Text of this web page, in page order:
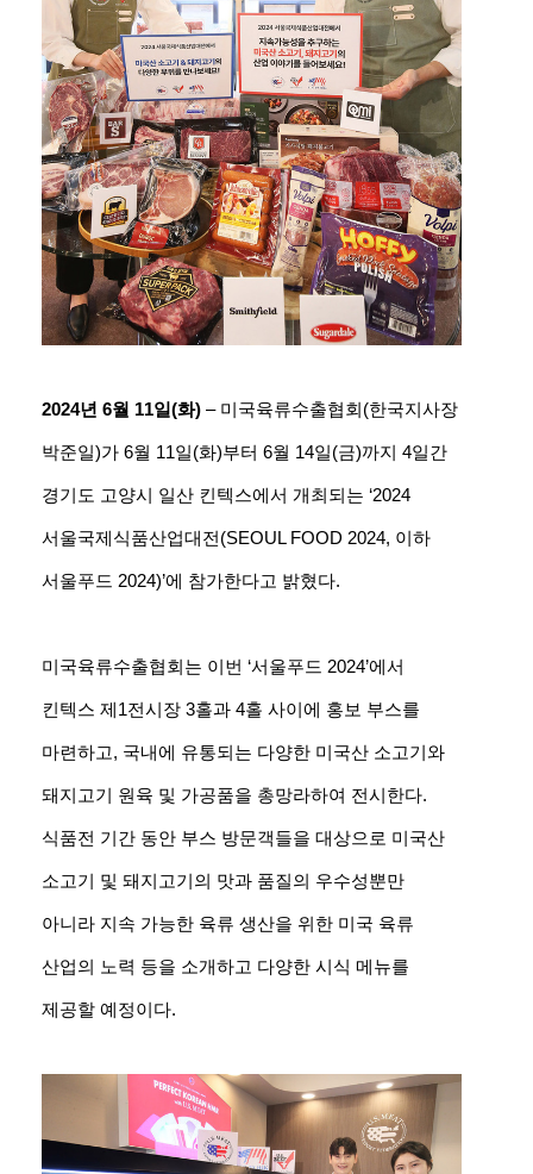
2024년 6월 11일(화) – 미국육류수출협회(한국지사장
박준일)가 6월 11일(화)부터 6월 14일(금)까지 4일간
경기도 고양시 일산 킨텍스에서 개최되는 ‘2024
서울국제식품산업대전(SEOUL FOOD 2024, 이하
서울푸드 2024)’에 참가한다고 밝혔다.
미국육류수출협회는 이번 ‘서울푸드 2024’에서
킨텍스 제1전시장 3홀과 4홀 사이에 홍보 부스를
마련하고, 국내에 유통되는 다양한 미국산 소고기와
돼지고기 원육 및 가공품을 총망라하여 전시한다.
식품전 기간 동안 부스 방문객들을 대상으로 미국산
소고기 및 돼지고기의 맛과 품질의 우수성뿐만
아니라 지속 가능한 육류 생산을 위한 미국 육류
산업의 노력 등을 소개하고 다양한 시식 메뉴를
제공할 예정이다.